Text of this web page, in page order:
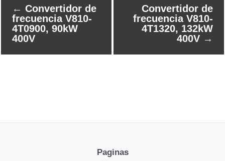
← Convertidor de
frecuencia V810-
4T0900, 90kW
400V
Convertidor de
frecuencia V810-
4T1320, 132kW
400V →
Paginas